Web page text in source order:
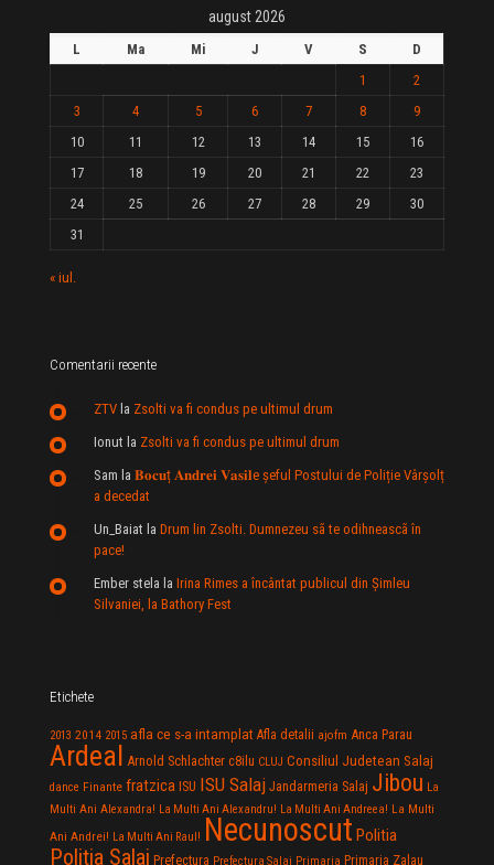
august 2026
L Ma Mi J V S
D
1
2
3
4 5 6 7 8
9
10
11 12 13 14 15
16
17
18 19 20 21 22
23
24
25 26 27 28 29
30
31
« iul.
Comentarii recente
ZTV la Zsolti va fi condus pe ultimul drum
Ionut la Zsolti va fi condus pe ultimul drum
Sam la 𝐁𝐨𝐜𝐮ț 𝐀𝐧𝐝𝐫𝐞𝐢 𝐕𝐚𝐬𝐢𝐥e şeful Postului de Poliție Vârșolț
a decedat
Un_Baiat la Drum lin Zsolti. Dumnezeu sã te odihneascã în
pace!
Ember stela la Irina Rimes a încântat publicul din Şimleu
Silvaniei, la Bathory Fest
Etichete
2013 2014 2015 afla ce s-a intamplat Afla detalii ajofm Anca Parau
Ardeal Arnold Schlachter c8ilu CLUJ Consiliul Judetean Salaj
dance Finante fratzica ISU ISU Salaj Jandarmeria Salaj Jibou La
Multi Ani Alexandra! La Multi Ani Alexandru! La Multi Ani Andreea! La Multi
Ani Andrei! La Multi Ani Raul! Necunoscut Politia
Politia Salaj Prefectura Prefectura Salaj Primaria Primaria Zalau